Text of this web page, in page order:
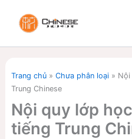
Trang chủ» Chưa phân loại»
Trung Chinese
Nội quy lớp
tiếng Trung